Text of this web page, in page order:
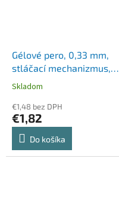
Gélové pero, 0,33 mm,
stláčací mechanizmus,
pruhované telo, ZEBRA
Skladom
€1,48 bez DPH
€1,82
Do košíka